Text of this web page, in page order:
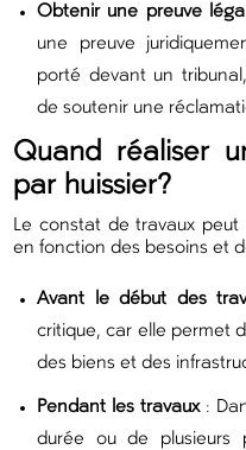
Obtenir une preuve
une preuve
porté devant un
de soutenir une
Quand réaliser
par huissier?
Le constat de travaux
en fonction des besoins et
Avant le début des
critique, car elle permet
des biens et des
Pendant les travaux:
durée ou de plusieurs